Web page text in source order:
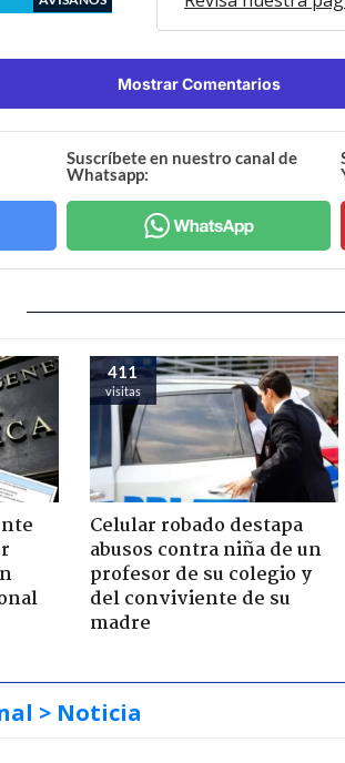
Mostrar Comentarios
Suscríbete en nuestro canal de
Whatsapp:
411
visitas
Celular robado destapa
abusos contra niña de un
profesor de su colegio y
del conviviente de su
madre
> Noticia